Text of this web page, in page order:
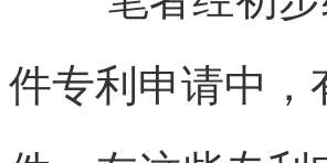
件专利申请中，